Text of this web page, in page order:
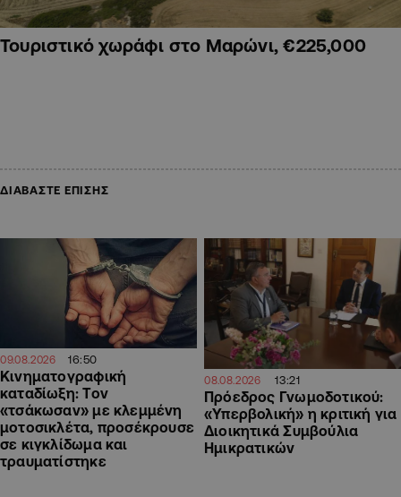
Τουριστικό χωράφι στο Μαρώνι, €225,000
ΔΙΑΒΑΣΤΕ ΕΠΙΣΗΣ
09.08.2026 16:50
Κινηματογραφική
καταδίωξη: Τον
«τσάκωσαν» με κλεμμένη
μοτοσικλέτα, προσέκρουσε
σε κιγκλίδωμα και
τραυματίστηκε
08.08.2026 13:21
Πρόεδρος Γνωμοδοτικού:
«Υπερβολική» η κριτική για
Διοικητικά Συμβούλια
Ημικρατικών